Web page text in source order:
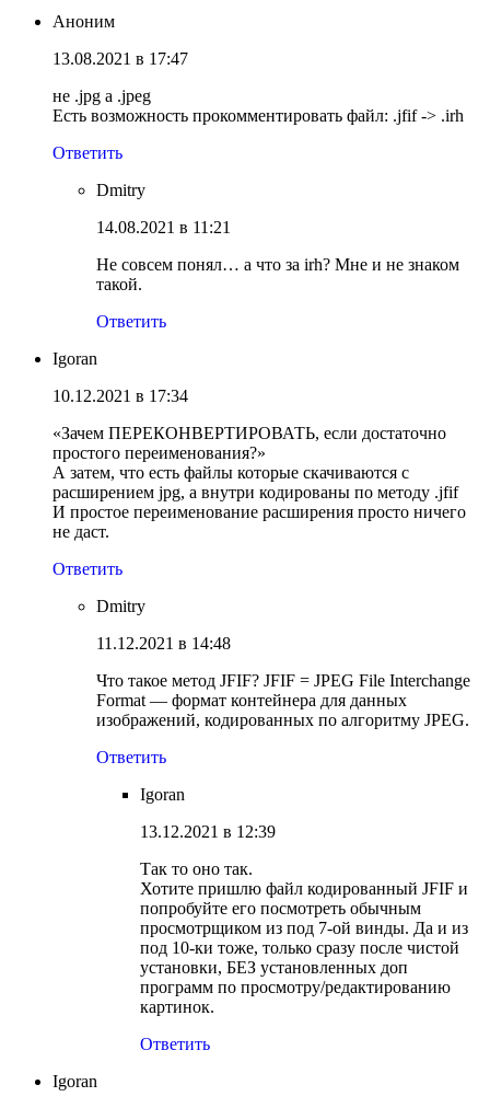
Аноним
13.08.2021 в 17:47
не .jpg a .jpeg
Есть возможность прокомментировать файл: .jfif -> .irh
Ответить
Dmitry
14.08.2021 в 11:21
Не совсем понял… а что за irh? Мне и не знаком
такой.
Ответить
Igoran
10.12.2021 в 17:34
«Зачем ПЕРЕКОНВЕРТИРОВАТЬ, если достаточно
простого переименования?»
А затем, что есть файлы которые скачиваются с
расширением jpg, а внутри кодированы по методу .jfif
И простое переименование расширения просто ничего
не даст.
Ответить
Dmitry
11.12.2021 в 14:48
Что такое метод JFIF? JFIF = JPEG File Interchange
Format — формат контейнера для данных
изображений, кодированных по алгоритму JPEG.
Ответить
Igoran
13.12.2021 в 12:39
Так то оно так.
Хотите пришлю файл кодированный JFIF и
попробуйте его посмотреть обычным
просмотрщиком из под 7-ой винды. Да и из
под 10-ки тоже, только сразу после чистой
установки, БЕЗ установленных доп
программ по просмотру/редактированию
картинок.
Ответить
Igoran